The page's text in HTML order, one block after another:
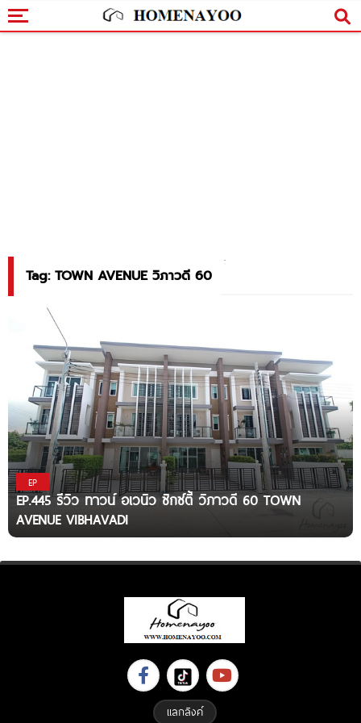
Tag: TOWN AVENUE วิภาวดี 60
EP
EP.445 รีวิว ทาวน์ อเวนิว ซิกซ์ตี้ วิภาวดี 60 TOWN
AVENUE VIBHAVADI
แลกลิงค์